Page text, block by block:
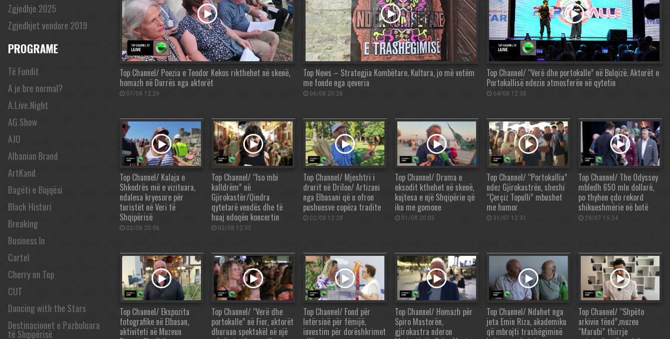
Zgjedhje 2025
Zgjedhjet vendore 2019
PROGRAME
Të Fundit
A je bre normal?
A.Live.Night
AG Show
AJO
Albanian Brand
ArtKand
Bagëti e Bujqësi
Black Histori
Breaking
Business In
Cartel
Cherry on Top
CUT
Dancing with the Stars
Destinacionet e Pazbuluara
të Shqipërisë
Top Channel/ Poezia e Teodor Kekos rikthehet në skenë,
homazh në Durrës nga aktorët
07/08 12:29
Top News – Strategjia Kombëtare. Kultura, jo më vetëm
me fonde nga qeveria
06/08 20:28
Top Channel/ “Verë dhe portokalle” në Bulqizë. Aktorët e
Portokallisë ndezin atmosferën në qytetin
04/08 12:30
Top Channel/ Kalaja e
Shkodrës më e vizituara,
ndalesa kryesore për
turistët në Veri të
Shqipërisë
02/08 20:06
Top Channel/ “Iso mbi
kalldrëm” në
Gjirokastër/Qindra
qytetarë vendës dhe të
huaj ndoqën koncertin
02/08 12:32
Top Channel/ Mjeshtri i
drurit në Drilon/ Artizani
nga Elbasani që u ofron
pushuesve copëza tradite
02/08 12:28
Top Channel/ Drama e
eksodit kthehet në skenë,
kujtesa e një Shqipërie që
iku me gomone
01/08 20:05
Top Channel/ “Portokallia”
ndez Gjirokastrën, sheshi
“Çerçiz Topulli” mbushet
me humor
31/07 12:31
Top Channel/ The Odyssey
mbledh 650 mln dollarë,
po thyhen çdo rekord
shikueshmërie në botë
29/07 15:34
Top Channel/ Ekspozita
fotografike në Elbasan,
aktiviteti në Muzeun
Top Channel/ “Verë dhe
portokalle” në Fier, aktorët
dhuruan spektakël në një
Top Channel/ Fond për
letërsinë për fëmijë,
investim për dorëshkrimet
Top Channel/ Homazh për
Spiro Mastorën,
gjirokastra nderon
Top Channel/ Ndahet nga
jeta Emin Riza, akademiku
që mbrojti trashëgiminë
Top Channel/ “Shpëto
arkivin tënd”,muzeu
“Marubi” thirrje